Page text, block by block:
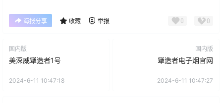
海报分享 收藏 举报 0 0
国内版
美深威犟造者1号
2024-6-11 10:47:18
国内版
犟造者电子烟官网
2024-6-11 10:47:27